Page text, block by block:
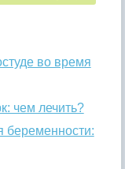
во время
чем лечить?
беременности: